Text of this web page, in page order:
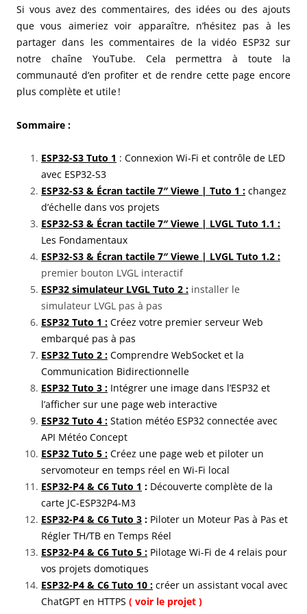
Si vous avez des commentaires, des idées ou des ajouts
que vous aimeriez voir apparaître, n’hésitez pas à les
partager dans les commentaires de la vidéo ESP32 sur
notre chaîne YouTube. Cela permettra à toute la
communauté d’en profiter et de rendre cette page encore
plus complète et utile !
Sommaire :
ESP32-S3 Tuto 1 : Connexion Wi-Fi et contrôle de LED
avec ESP32-S3
ESP32-S3 & Écran tactile 7″ Viewe | Tuto 1 : changez
d’échelle dans vos projets
ESP32-S3 & Écran tactile 7″ Viewe | LVGL Tuto 1.1 :
Les Fondamentaux
ESP32-S3 & Écran tactile 7″ Viewe | LVGL Tuto 1.2 :
premier bouton LVGL interactif
ESP32 simulateur LVGL Tuto 2 : installer le
simulateur LVGL pas à pas
ESP32 Tuto 1 : Créez votre premier serveur Web
embarqué pas à pas
ESP32 Tuto 2 : Comprendre WebSocket et la
Communication Bidirectionnelle
ESP32 Tuto 3 : Intégrer une image dans l’ESP32 et
l’afficher sur une page web interactive
ESP32 Tuto 4 : Station météo ESP32 connectée avec
API Météo Concept
ESP32 Tuto 5 : Créez une page web et piloter un
servomoteur en temps réel en Wi-Fi local
ESP32-P4 & C6 Tuto 1 : Découverte complète de la
carte JC-ESP32P4-M3
ESP32-P4 & C6 Tuto 3 : Piloter un Moteur Pas à Pas et
Régler TH/TB en Temps Réel
ESP32-P4 & C6 Tuto 5 : Pilotage Wi-Fi de 4 relais pour
vos projets domotiques
ESP32-P4 & C6 Tuto 10 : créer un assistant vocal avec
ChatGPT en HTTPS ( voir le projet )